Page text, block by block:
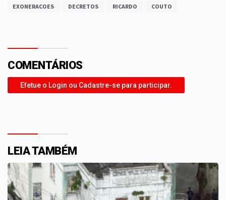
EXONERACOES DECRETOS RICARDO COUTO
COMENTÁRIOS
Efetue o Login ou Cadastre-se para participar.
LEIA TAMBÉM